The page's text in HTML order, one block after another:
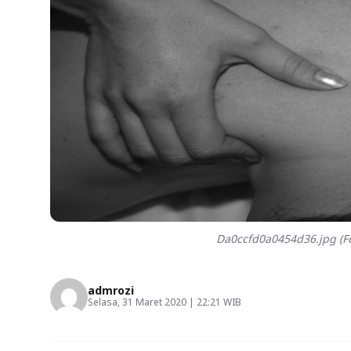
Da0ccfd0a0454d36.jpg
admrozi
Selasa, 31 Maret 2020 | 22:21 WIB